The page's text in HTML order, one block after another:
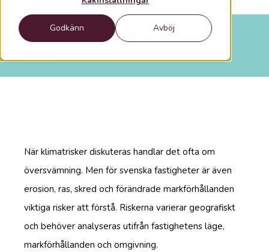
Godkänn Avböj
När klimatrisker diskuteras handlar det ofta om
översvämning. Men för svenska fastigheter är även
erosion, ras, skred och förändrade markförhållanden
viktiga risker att förstå. Riskerna varierar geografiskt
och behöver analyseras utifrån fastighetens läge,
markförhållanden och omgivning.